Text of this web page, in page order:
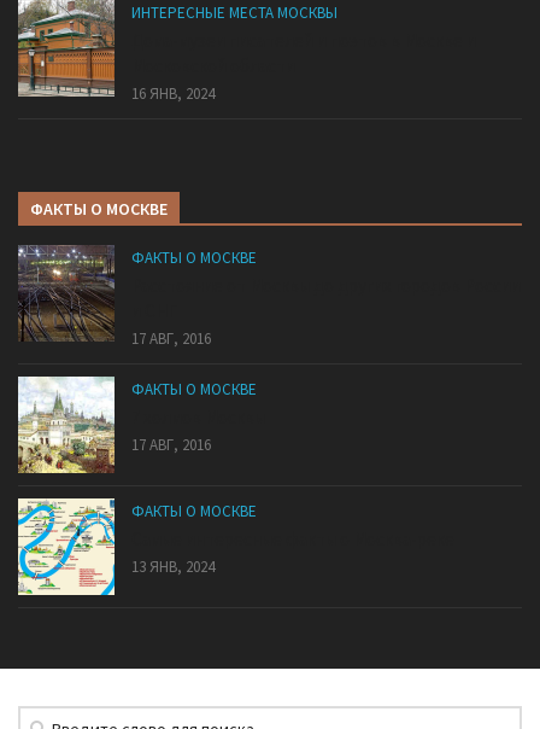
ИНТЕРЕСНЫЕ МЕСТА МОСКВЫ
16 ЯНВ, 2024
ФАКТЫ О МОСКВЕ
ФАКТЫ О МОСКВЕ
17 АВГ, 2016
ФАКТЫ О МОСКВЕ
17 АВГ, 2016
ФАКТЫ О МОСКВЕ
13 ЯНВ, 2024